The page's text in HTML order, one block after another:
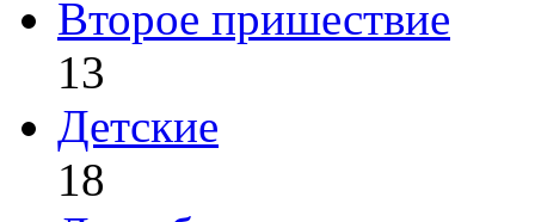
Второе пришествие
13
Детские
18